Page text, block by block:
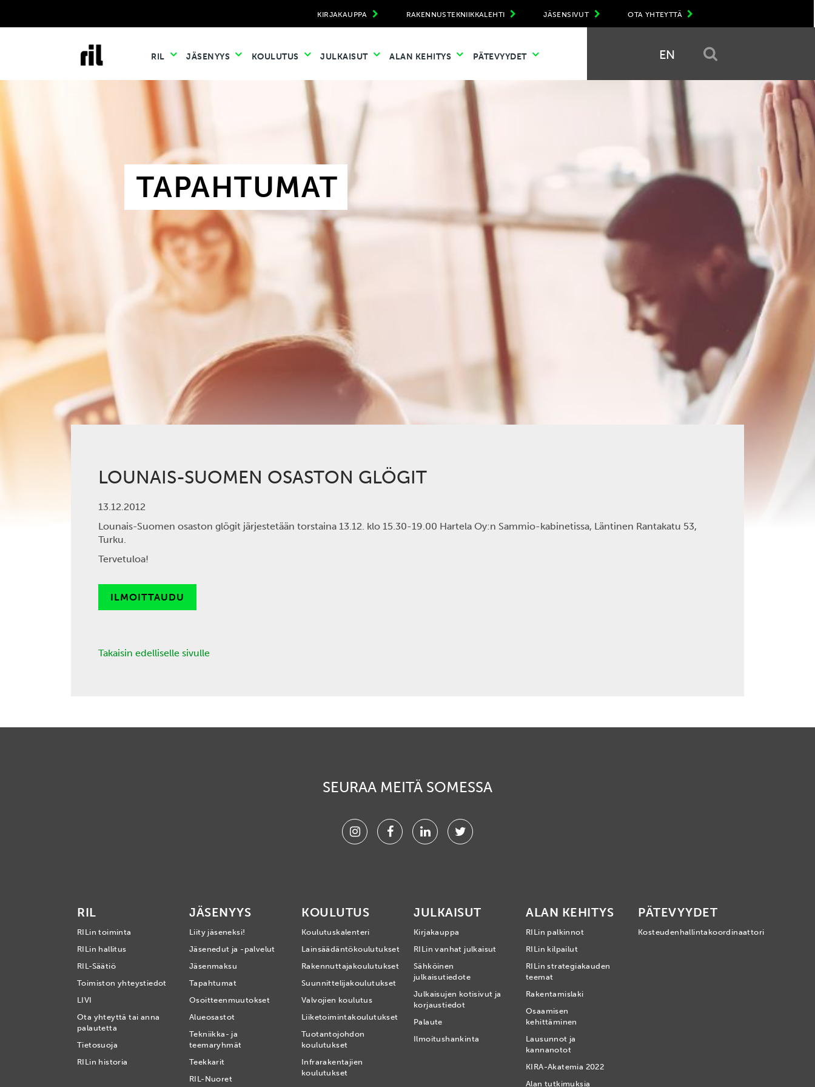
OTA YHTEYTTÄ
JÄSENSIVUT
RAKENNUSTEKNIIKKALEHTI
KIRJAKAUPPA
RIL JÄSENYYS KOULUTUS JULKAISUT ALAN KEHITYS PÄTEVYYDET EN
TAPAHTUMAT
LOUNAIS-SUOMEN OSASTON GLÖGIT
13.12.2012
Lounais-Suomen osaston glögit järjestetään torstaina 13.12. klo 15.30-19.00 Hartela Oy:n Sammio-kabinetissa, Läntinen Rantakatu 53,
Turku.
Tervetuloa!
ILMOITTAUDU
Takaisin edelliselle sivulle
SEURAA MEITÄ SOMESSA
InstagramFacebookLinkedinTwitter
RIL
RILin toiminta
RILin hallitus
RIL-Säätiö
Toimiston yhteystiedot
LIVI
Ota yhteyttä tai anna
palautetta
Tietosuoja
RILin historia
JÄSENYYS
Liity jäseneksi!
Jäsenedut ja -palvelut
Jäsenmaksu
Tapahtumat
Osoitteenmuutokset
Alueosastot
Tekniikka- ja
teemaryhmät
Teekkarit
RIL-Nuoret
KOULUTUS
Koulutuskalenteri
Lainsäädäntökoulutukset
Rakennuttajakoulutukset
Suunnittelijakoulutukset
Valvojien koulutus
Liiketoimintakoulutukset
Tuotantojohdon
koulutukset
Infrarakentajien
koulutukset
JULKAISUT
Kirjakauppa
RILin vanhat julkaisut
Sähköinen
julkaisutiedote
Julkaisujen kotisivut ja
korjaustiedot
Palaute
Ilmoitushankinta
ALAN KEHITYS
RILin palkinnot
RILin kilpailut
RILin strategiakauden
teemat
Rakentamislaki
Osaamisen
kehittäminen
Lausunnot ja
kannanotot
KIRA-Akatemia 2022
Alan tutkimuksia
PÄTEVYYDET
Kosteudenhallintakoordinaattori